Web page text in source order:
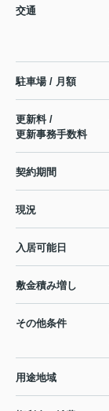
交通
駐車場 / 月額
更新料 /
更新事務手数料
契約期間
現況
入居可能日
敷金積み増し
その他条件
用途地域